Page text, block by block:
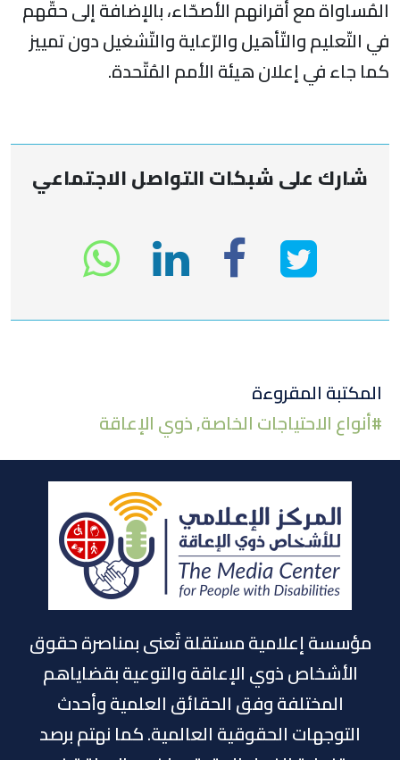
المُساواة مع أقرانهم الأصحّاء، بالإضافة إلى حقّهم
في التّعليم والتّأهيل والرّعاية والتّشغيل دون تمييز
كما جاء في إعلان هيئة الأمم المُتّحدة.
شارك على شبكات التواصل الاجتماعي
انشر
على
تويتر
انشر
في
انشر
على
إن
المكتبة المقروءة
#أنواع الاحتياجات الخاصة,ذوي الإعاقة
مؤسسة إعلامية مستقلة تٌعنى بمناصرة حقوق
الأشخاص ذوي الإعاقة والتوعية بقضاياهم
المختلفة وفق الحقائق العلمية وأحدث
التوجهات الحقوقية العالمية. كما نهتم برصد